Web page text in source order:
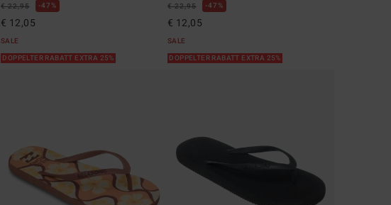
€ 22,95 47%
€ 12,05
SALE
DOPPELTER RABATT EXTRA 25%
€ 22,95 47%
€ 12,05
SALE
DOPPELTER RABATT EXTRA 25%